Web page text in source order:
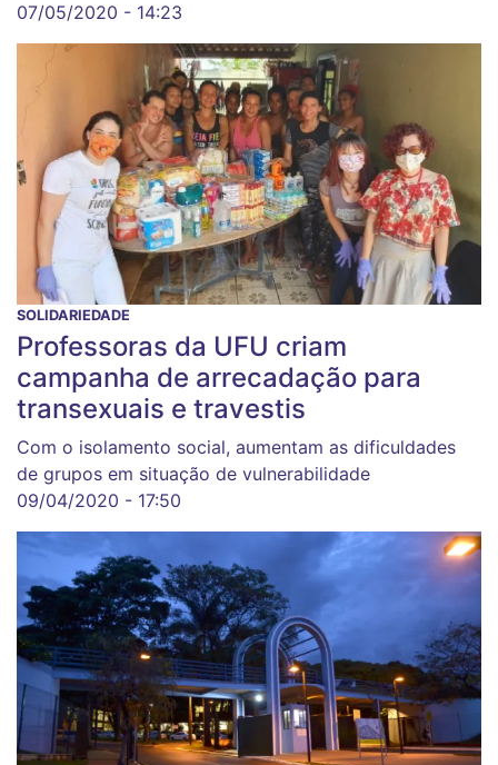
07/05/2020 - 14:23
SOLIDARIEDADE
Professoras da UFU criam
campanha de arrecadação para
transexuais e travestis
Com o isolamento social, aumentam as dificuldades
de grupos em situação de vulnerabilidade
09/04/2020 - 17:50